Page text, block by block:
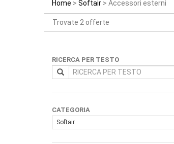
Home Softair Accessori esterni
Trovate 2 offerte
RICERCA PER TESTO
CATEGORIA
Softair